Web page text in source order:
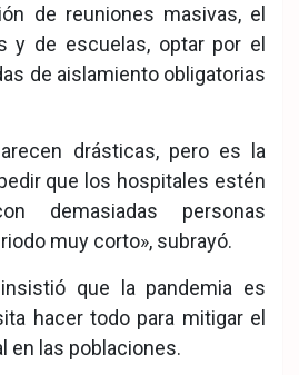
de reuniones masivas, el
y de escuelas, optar por el
de aislamiento obligatorias
drásticas, pero es la
que los hospitales estén
demasiadas personas
muy corto», subrayó.
que la pandemia es
hacer todo para mitigar el
en las poblaciones.